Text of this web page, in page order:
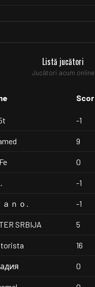
Listă jucători
Jucători acum online
Scor
-1
9
0
-1
ｎｏ. -1
SRBIJA 5
16
0